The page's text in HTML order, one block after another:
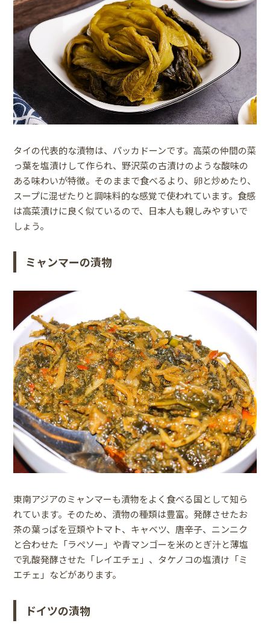
タイの代表的な漬物は、パッカドーンです。高菜の仲間の菜
っ葉を塩漬けして作られ、野沢菜の古漬けのような酸味の
ある味わいが特徴。そのままで食べるより、卵と炒めたり、
スープに混ぜたりと調味料的な感覚で使われています。食感
は高菜漬けに良く似ているので、日本人も親しみやすいで
しょう。
ミャンマーの漬物
東南アジアのミャンマーも漬物をよく食べる国として知ら
れています。そのため、漬物の種類は豊富。発酵させたお
茶の葉っぱを豆類やトマト、キャベツ、唐辛子、ニンニク
と合わせた「ラペソー」や青マンゴーを米のとぎ汁と薄塩
で乳酸発酵させた「レイエチェ」、タケノコの塩漬け「ミ
エチェ」などがあります。
ドイツの漬物